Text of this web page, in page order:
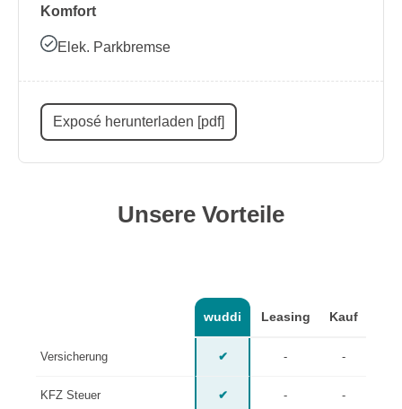
Komfort
Elek. Parkbremse
Exposé herunterladen [pdf]
Unsere Vorteile
wuddi Leasing Kauf
Versicherung ✔ - -
KFZ Steuer ✔ - -